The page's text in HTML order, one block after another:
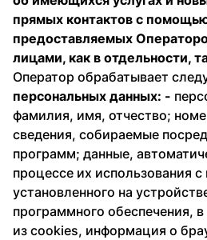
прямых контактов с
предоставляемых
лицами, как в отдельности,
Оператор обрабатывает
персональных данных: -
фамилия, имя, отчество;
сведения, собираемые
программ; данные,
процессе их использования
установленного на
программного обеспечения,
из cookies, информация о